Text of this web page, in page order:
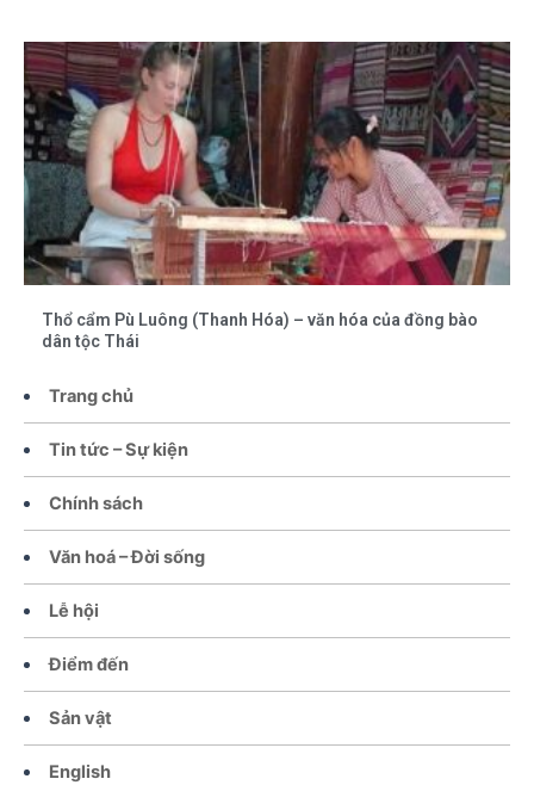
Trang chủ
Tin tức – Sự kiện
Chính sách
Văn hoá – Đời sống
Lễ hội
Điểm đến
Sản vật
English
Thổ cẩm Pù Luông (Thanh Hóa) – văn hóa của đồng bào
dân tộc Thái